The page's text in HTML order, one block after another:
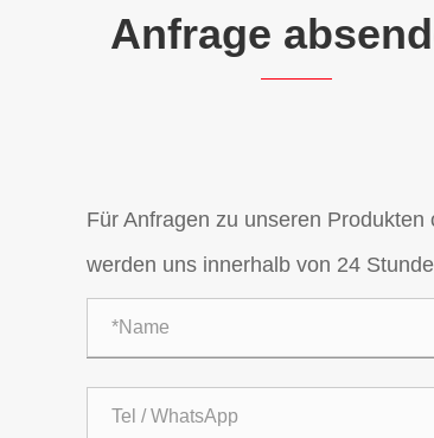
Anfrage
Für Anfragen zu unseren
werden uns innerhalb von 24